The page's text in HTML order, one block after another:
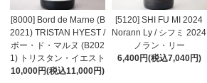
[8000] Bord de Marne (B
2021) TRISTAN HYEST /
ボー・ド・マルヌ (B202
1) トリスタン・イエスト
10,000円(税込11,000円)
[5120] SHI FU MI 2024
Norann Ly / シフミ 2024
ノラン・リー
6,400円(税込7,040円)